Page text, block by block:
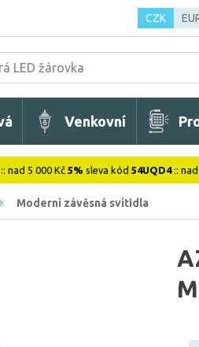
CZK
Venkovní
:: nad 5 000 Kč 5% sleva kód 54UQD4:: nad
Moderní závěsná svítidla